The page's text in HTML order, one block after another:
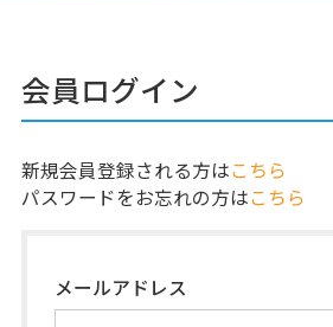
会員ログイン
新規会員登録される方はこちら
パスワードをお忘れの方はこちら
メールアドレス